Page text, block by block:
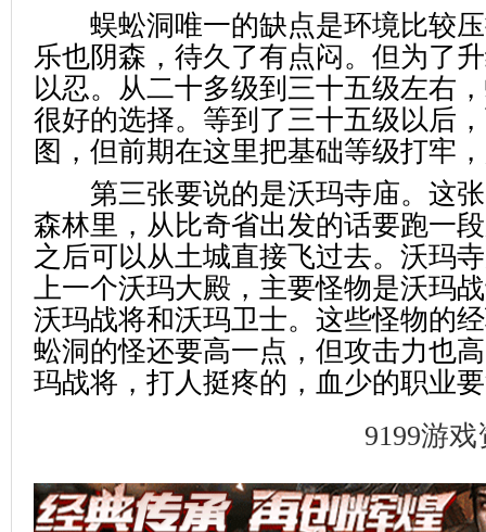
蜈蚣洞唯一的缺点是环境比较压
乐也阴森，待久了有点闷。但为了
以忍。从二十多级到三十五级左右
很好的选择。等到了三十五级以后
图，但前期在这里把基础等级打牢
第三张要说的是沃玛寺庙。这张
森林里，从比奇省出发的话要跑一
之后可以从土城直接飞过去。沃玛
上一个沃玛大殿，主要怪物是沃玛
沃玛战将和沃玛卫士。这些怪物的
蚣洞的怪还要高一点，但攻击力也
玛战将，打人挺疼的，血少的职业
9199游戏